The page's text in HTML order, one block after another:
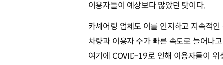
이용자들이 예상보다 많았던 탓이다.
카셰어링 업체도 이를 인지하고 지속적
차량과 이용자 수가 빠른 속도로 늘어나
여기에 COVID-19로 인해 이용자들이 위